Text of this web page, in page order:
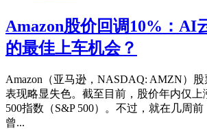
Amazon股价回调10%：AI
的最佳上车机会？
Amazon（亚马逊，NASDAQ: AMZN）股
表现略显失色。截至目前，股价年内仅上
500指数（S&P 500）。不过，就在几周前
曾...